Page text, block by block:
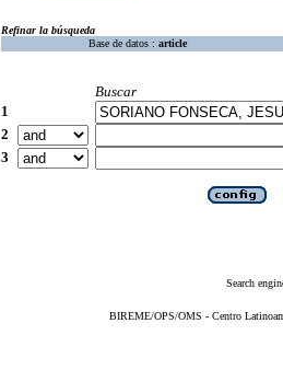
Refinar la búsqueda
Base de datos : article
Buscar
1
2
3
Search
BIREME/OPS/OMS - Centro